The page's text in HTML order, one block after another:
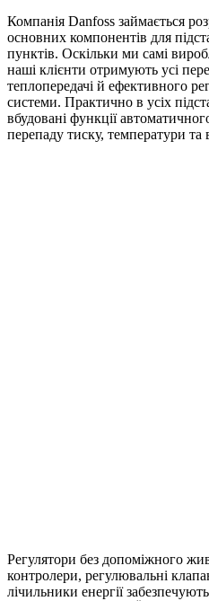
Компанія Danfoss займається
основних компонентів для
пунктів. Оскільки ми самі
наші клієнти отримують усі
теплопередачі й ефективного
системи. Практично в усіх
вбудовані функції
перепаду тиску, температури та
Регулятори без допоміжного
контролери, регулювальні
лічильники енергії